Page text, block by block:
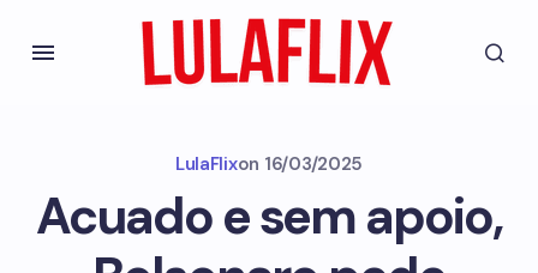
LulaFlixon 16/03/2025
Acuado e sem apoio,